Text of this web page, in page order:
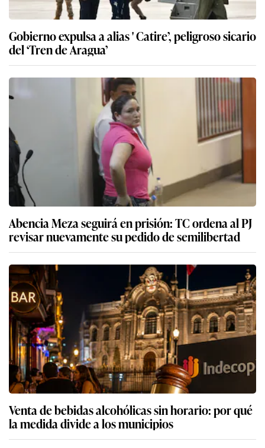
Gobierno expulsa a alias ' Catire’, peligroso sicario
del ‘Tren de Aragua’
Abencia Meza seguirá en prisión: TC ordena al PJ
revisar nuevamente su pedido de semilibertad
Venta de bebidas alcohólicas sin horario: por qué
la medida divide a los municipios